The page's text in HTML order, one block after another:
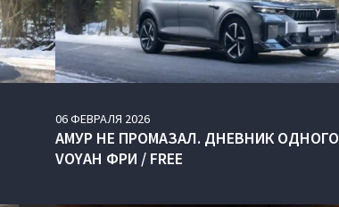
06ФЕВРАЛЯ 2026
АМУР НЕ ПРОМАЗАЛ. ДНЕВНИК ОДНОГО
VOYAH ФРИ / FREE